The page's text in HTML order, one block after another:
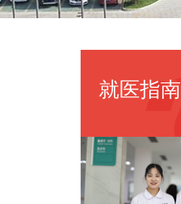
就医指南